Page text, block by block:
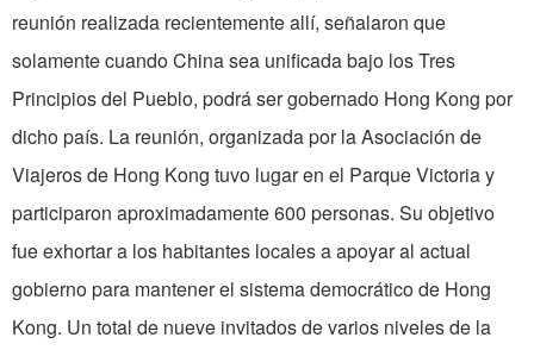
reunión realizada recientemente allí, señalaron que
solamente cuando China sea unificada bajo los Tres
Principios del Pueblo, podrá ser gobernado Hong Kong por
dicho país. La reunión, organizada por la Asociación de
Viajeros de Hong Kong tuvo lugar en el Parque Victoria y
participaron aproximadamente 600 personas. Su objetivo
fue exhortar a los habitantes locales a apoyar al actual
gobierno para mantener el sistema democrático de Hong
Kong. Un total de nueve invitados de varios niveles de la